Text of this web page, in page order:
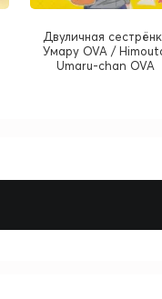
Двуличная
Умару OVA /
Umaru-chan OVA